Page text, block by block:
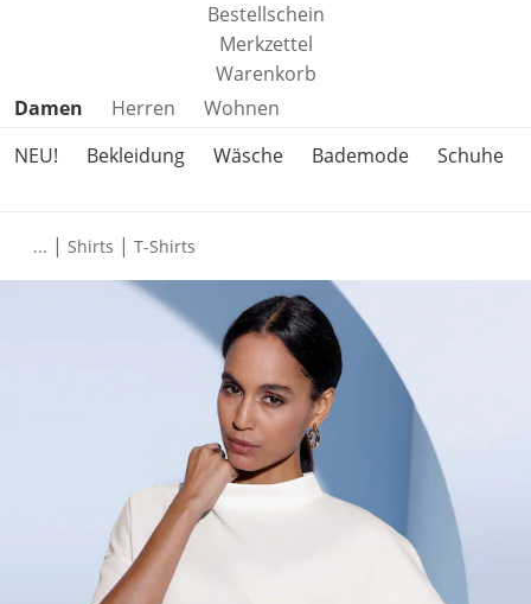
Bestellschein
Merkzettel
Warenkorb
Produktkategorien überspringen
Damen Herren
Wohnen
NEU!
Bekleidung Wäsche Bademode Schuhe
... | Shirts | T-Shirts